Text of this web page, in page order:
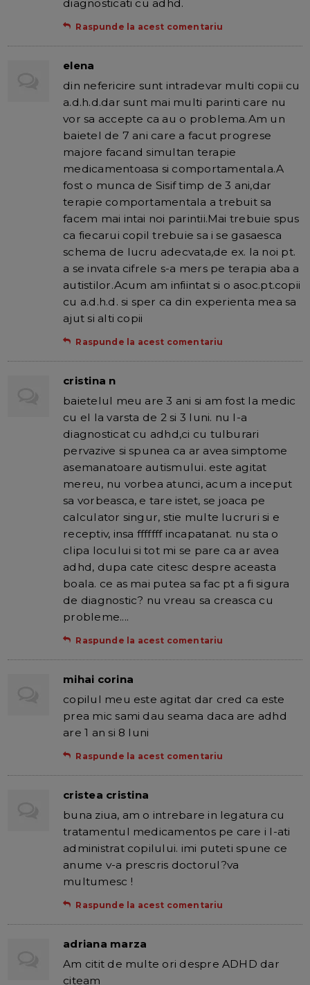
diagnosticati cu adhd.
Raspunde la acest comentariu
elena
din nefericire sunt intradevar multi copii cu
a.d.h.d.dar sunt mai multi parinti care nu
vor sa accepte ca au o problema.Am un
baietel de 7 ani care a facut progrese
majore facand simultan terapie
medicamentoasa si comportamentala.A
fost o munca de Sisif timp de 3 ani,dar
terapie comportamentala a trebuit sa
facem mai intai noi parintii.Mai trebuie spus
ca fiecarui copil trebuie sa i se gasaesca
schema de lucru adecvata,de ex. la noi pt.
a se invata cifrele s-a mers pe terapia aba a
autistilor.Acum am infiintat si o asoc.pt.copii
cu a.d.h.d. si sper ca din experienta mea sa
ajut si alti copii
Raspunde la acest comentariu
cristina n
baietelul meu are 3 ani si am fost la medic
cu el la varsta de 2 si 3 luni. nu l-a
diagnosticat cu adhd,ci cu tulburari
pervazive si spunea ca ar avea simptome
asemanatoare autismului. este agitat
mereu, nu vorbea atunci, acum a inceput
sa vorbeasca, e tare istet, se joaca pe
calculator singur, stie multe lucruri si e
receptiv, insa fffffff incapatanat. nu sta o
clipa locului si tot mi se pare ca ar avea
adhd, dupa cate citesc despre aceasta
boala. ce as mai putea sa fac pt a fi sigura
de diagnostic? nu vreau sa creasca cu
probleme....
Raspunde la acest comentariu
mihai corina
copilul meu este agitat dar cred ca este
prea mic sami dau seama daca are adhd
are 1 an si 8 luni
Raspunde la acest comentariu
cristea cristina
buna ziua, am o intrebare in legatura cu
tratamentul medicamentos pe care i l-ati
administrat copilului. imi puteti spune ce
anume v-a prescris doctorul?va
multumesc !
Raspunde la acest comentariu
adriana marza
Am citit de multe ori despre ADHD dar
citeam